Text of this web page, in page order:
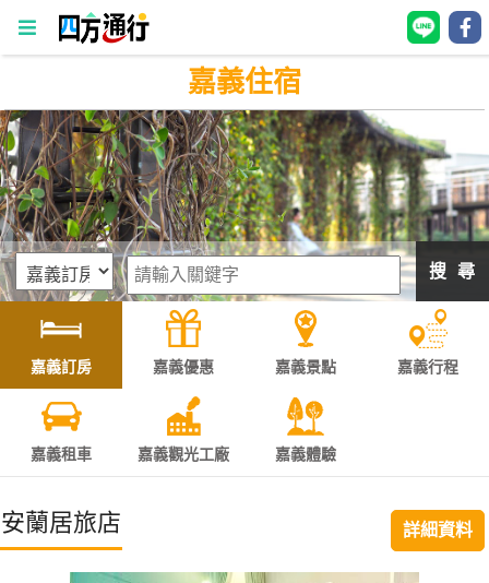
四
方
通
行
訂
房
灣
訂
房
直接跟飯店訂房HOT
特
嘉義住宿
搜 尋
嘉義訂房 嘉義優惠 嘉義景點 嘉義行程
嘉義租車 嘉義觀光工廠 嘉義體驗
安蘭居旅店 詳細資料